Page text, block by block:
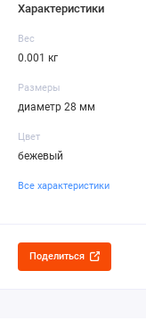
Характеристики
Вес
0.001 кг
Размеры
диаметр 28 мм
Цвет
бежевый
Все характеристики
Поделиться